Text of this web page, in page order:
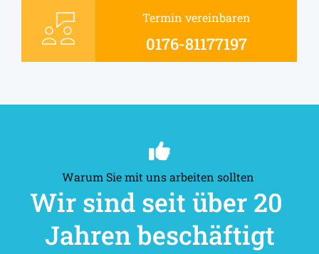
Termin vereinbaren
0176-81177197
Warum Sie mit uns arbeiten sollten
Wir sind seit über 20
Jahren beschäftigt